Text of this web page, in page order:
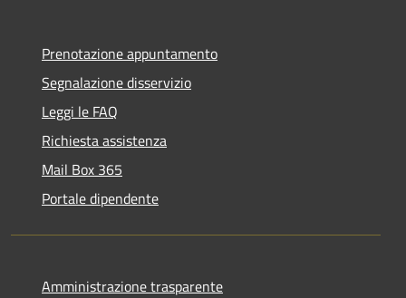
Prenotazione appuntamento
Segnalazione disservizio
Leggi le FAQ
Richiesta assistenza
Mail Box 365
Portale dipendente
Amministrazione trasparente